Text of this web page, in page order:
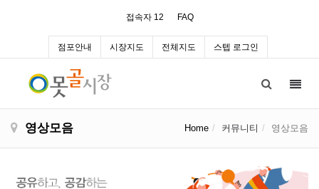
접속자 12 FAQ
점포안내 시장지도 전체지도 스텝 로그인
영상모음 Home 커뮤니티 영상모음